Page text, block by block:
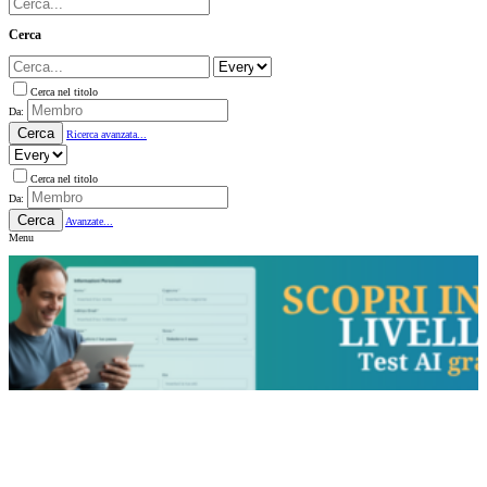
Cerca
Cerca nel titolo
Da:
Cerca Ricerca avanzata...
Cerca nel titolo
Da:
Cerca
Avanzate...
Menu